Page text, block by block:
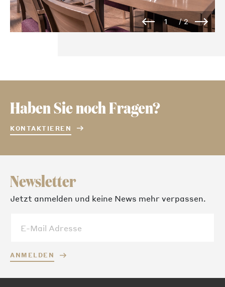
Haben Sie noch Fragen?
KONTAKTIEREN
Newsletter
Jetzt anmelden und keine News mehr verpassen.
ANMELDEN